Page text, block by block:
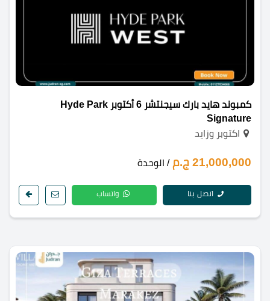
كمبوند هايد بارك سيجنتشر 6 أكتوبر Hyde Park
Signature
اكتوبر وزايد
21,000,000 ج.م / الوحدة
اتصل بنا واتساب